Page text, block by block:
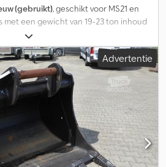
(gebruikt), geschikt voor MS21 en
met een gewicht van 19-23 ton inhoud
CAT-tandsysteem Djdpfezrw Hcox An
Advertentie